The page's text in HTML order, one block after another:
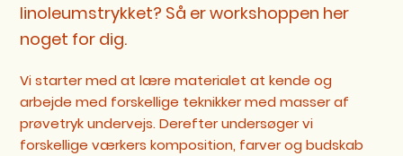
linoleumstrykket? Så er workshoppen her
noget for dig.
Vi starter med at lære materialet at kende og
arbejde med forskellige teknikker med masser af
prøvetryk undervejs. Derefter undersøger vi
forskellige værkers komposition, farver og budskab